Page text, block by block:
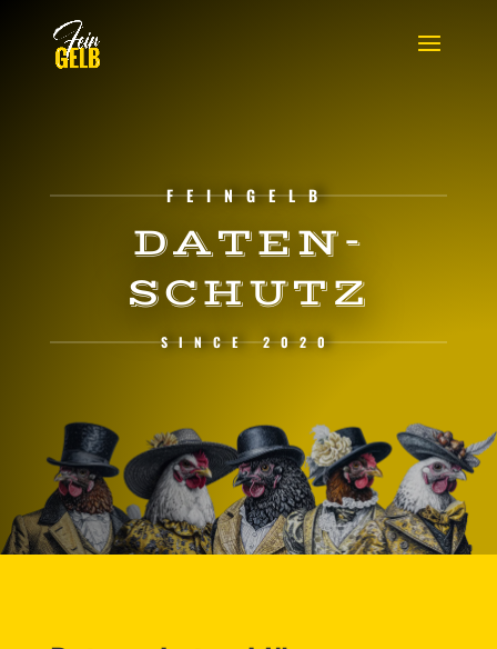
FEINGELB
DATEN-
SCHUTZ
SINCE 2020